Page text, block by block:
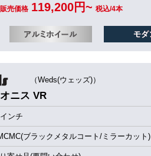
売価格 119,200円~ 税込/4本
（Weds(ウェッズ)）
ニス VR
ンチ
ブラックメタルコート/ミラーカット)